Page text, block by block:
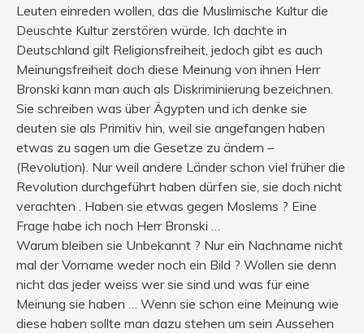
Leuten einreden wollen, das die Muslimische Kultur die
Deuschte Kultur zerstören würde. Ich dachte in
Deutschland gilt Religionsfreiheit, jedoch gibt es auch
Meinungsfreiheit doch diese Meinung von ihnen Herr
Bronski kann man auch als Diskriminierung bezeichnen.
Sie schreiben was über Ägypten und ich denke sie
deuten sie als Primitiv hin, weil sie angefangen haben
etwas zu sagen um die Gesetze zu ändern –
(Revolution). Nur weil andere Länder schon viel früher die
Revolution durchgeführt haben dürfen sie, sie doch nicht
verachten . Haben sie etwas gegen Moslems ? Eine
Frage habe ich noch Herr Bronski …
Warum bleiben sie Unbekannt ? Nur ein Nachname nicht
mal der Vorname weder noch ein Bild ? Wollen sie denn
nicht das jeder weiss wer sie sind und was für eine
Meinung sie haben … Wenn sie schon eine Meinung wie
diese haben sollte man dazu stehen um sein Aussehen